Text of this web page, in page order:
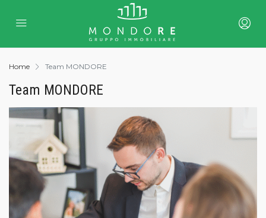
Home Team MONDORE
Team MONDORE